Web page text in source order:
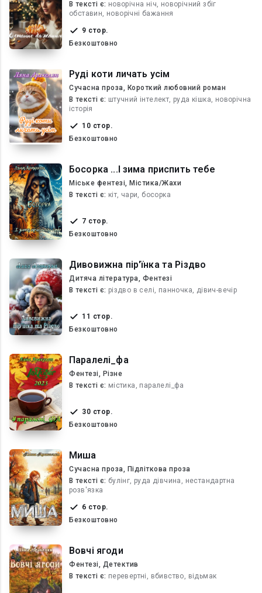
В текcті є: новорічна ніч, новорічний збіг
обставин, новорічні бажання
9 стор.
Безкоштовно
Руді коти личать усім
Сучасна проза, Короткий любовний роман
В текcті є: штучний інтелект, руда кішка, новорічна
історія
10 стор.
Безкоштовно
Босорка ...І зима приспить тебе
Міське фентезі, Містика/Жахи
В текcті є: кіт, чари, босорка
7 стор.
Безкоштовно
Дивовижна пір'їнка та Різдво
Дитяча література, Фентезі
В текcті є: різдво в селі, панночка, дівич-вечір
11 стор.
Безкоштовно
Паралелі_фа
Фентезі, Різне
В текcті є: містика, паралелі_фа
30 стор.
Безкоштовно
Миша
Сучасна проза, Підліткова проза
В текcті є: булінг, руда дівчина, нестандартна
розв'язка
6 стор.
Безкоштовно
Вовчі ягоди
Фентезі, Детектив
В текcті є: перевертні, вбивство, відьмак